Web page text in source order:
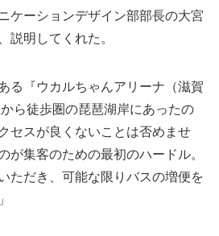
ケーションデザイン部部長の大宮
説明してくれた。
る『ウカルちゃんアリーナ（滋賀
ら徒歩圏の琵琶湖岸にあったの
セスが良くないことは否めませ
が集客のための最初のハードル。
ただき、可能な限りバスの増便を